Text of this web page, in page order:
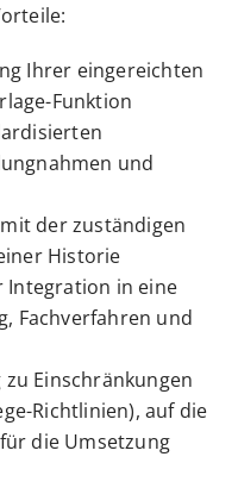
Ihrer eingereichten
Funktion
und
der zuständigen
Historie
Integration in eine
Fachverfahren und
Einschränkungen
Richtlinien), auf die
die Umsetzung